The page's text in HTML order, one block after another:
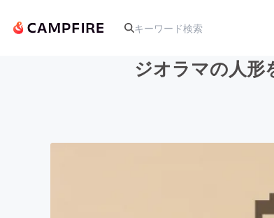
ジオラマの人形